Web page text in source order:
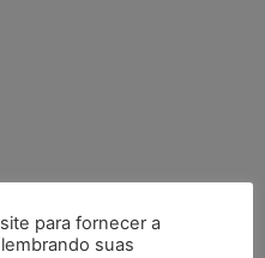
para fornecer a
suas